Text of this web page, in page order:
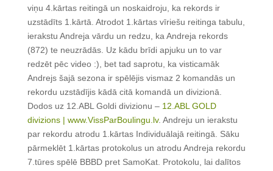
viņu 4.kārtas reitingā un noskaidroju, ka rekords ir
uzstādīts 1.kārtā. Atrodot 1.kārtas vīriešu reitinga tabulu,
ierakstu Andreja vārdu un redzu, ka Andreja rekords
(872) te neuzrādās. Uz kādu brīdi apjuku un to var
redzēt pēc video :), bet tad saprotu, ka visticamāk
Andrejs šajā sezona ir spēlējis vismaz 2 komandās un
rekordu uzstādījis kādā citā komandā un divizionā.
Dodos uz 12.ABL Goldi divizionu – 12.ABL GOLD
divizions | www.VissParBoulingu.lv. Andreju un ierakstu
par rekordu atrodu 1.kārtas Individuālajā reitingā. Sāku
pārmeklēt 1.kārtas protokolus un atrodu Andreja rekordu
7.tūres spēlē BBBD pret SamoKat. Protokolu, lai dalītos